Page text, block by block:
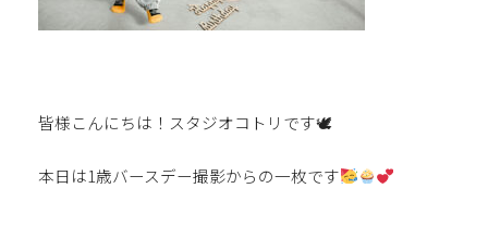
皆様こんにちは！スタジオコトリです🕊
本日は1歳バースデー撮影からの一枚です